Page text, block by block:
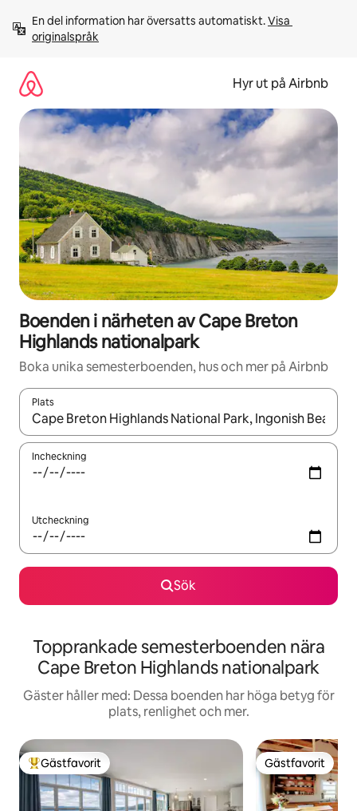
innehåll
En del information har översatts automatiskt. Visa
originalspråk
Hyr ut på Airbnb
Boenden i närheten av Cape Breton
Highlands nationalpark
Boka unika semesterboenden, hus och mer på Airbnb
Plats
När resultaten är tillgängliga kan du navigera med upp- och
Incheckning
Utcheckning
Sök
Topprankade semesterboenden nära
Cape Breton Highlands nationalpark
Gäster håller med: Dessa boenden har höga betyg för
plats, renlighet och mer.
Populär gästfavorit
Gästfavorit Gästfavorit
Gästfavorit